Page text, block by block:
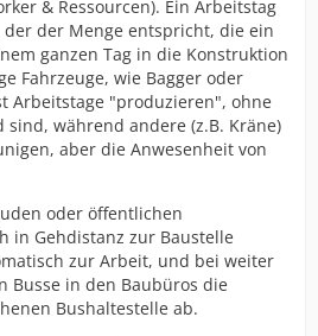
& Ressourcen). Ein Arbeitstag
der Menge entspricht, die ein
ganzen Tag in die Konstruktion
Fahrzeuge, wie Bagger oder
Arbeitstage "produzieren", ohne
sind, während andere (z.B. Kräne)
aber die Anwesenheit von
oder öffentlichen
in Gehdistanz zur Baustelle
zur Arbeit, und bei weiter
Busse in den Baubüros die
Bushaltestelle ab.